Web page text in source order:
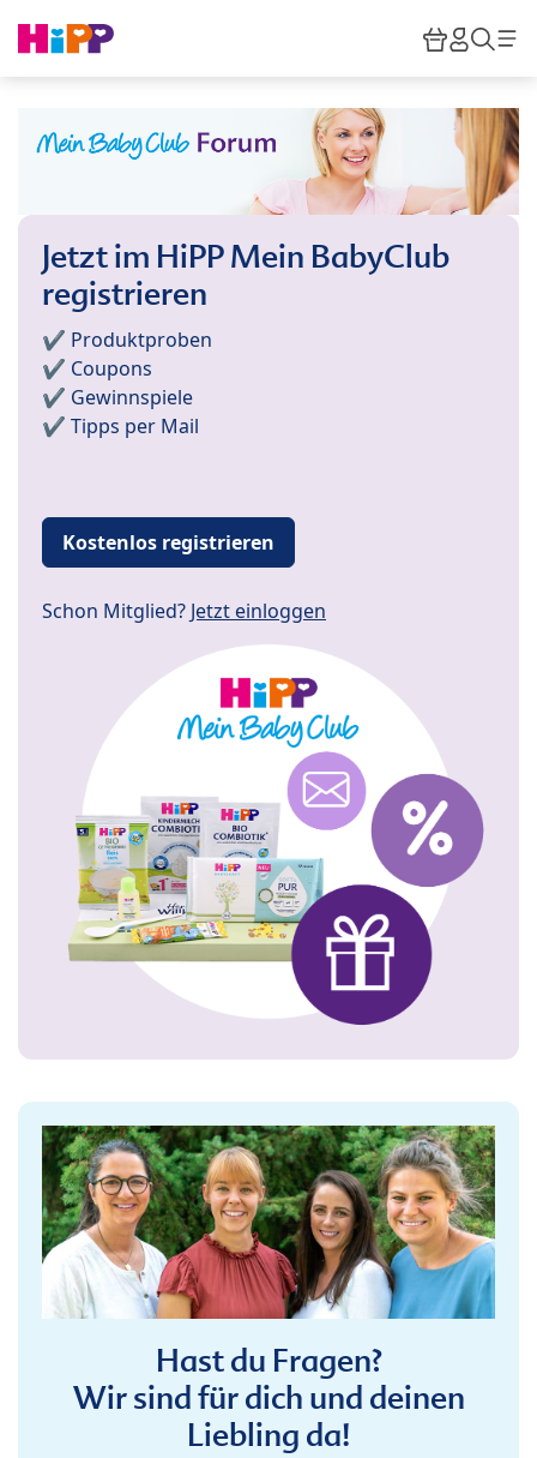
HiPP
Jetzt im HiPP Mein BabyClub
registrieren
✔️ Produktproben
✔️ Coupons
✔️ Gewinnspiele
✔️ Tipps per Mail
Kostenlos registrieren
Schon Mitglied? Jetzt einloggen
Hast du Fragen?
Wir sind für dich und deinen
Liebling da!